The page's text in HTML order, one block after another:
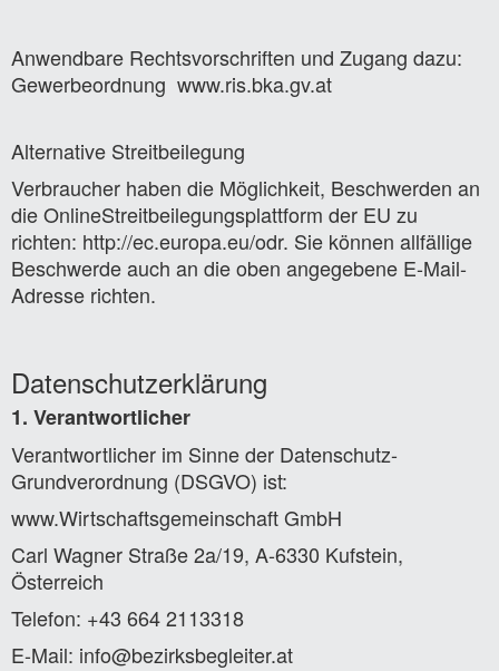
Anwendbare Rechtsvorschriften und Zugang dazu:
Gewerbeordnung www.ris.bka.gv.at
Alternative Streitbeilegung
Verbraucher haben die Möglichkeit, Beschwerden an
die OnlineStreitbeilegungsplattform der EU zu
richten: http://ec.europa.eu/odr. Sie können allfällige
Beschwerde auch an die oben angegebene E-Mail-
Adresse richten.
Datenschutzerklärung
1. Verantwortlicher
Verantwortlicher im Sinne der Datenschutz-
Grundverordnung (DSGVO) ist:
www.Wirtschaftsgemeinschaft GmbH
Carl Wagner Straße 2a/19, A-6330 Kufstein,
Österreich
Telefon: +43 664 2113318
E-Mail: info@bezirksbegleiter.at